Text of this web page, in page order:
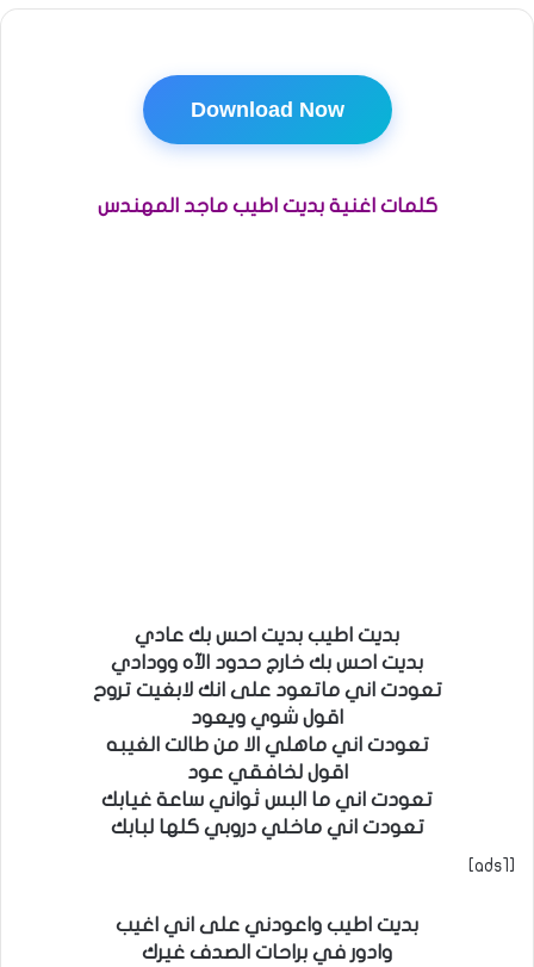
Download Now
كلمات اغنية بديت اطيب ماجد المهندس
بديت اطيب بديت احس بك عادي
بديت احس بك خارج حدود الآه وودادي
تعودت اني ماتعود على انك لابغيت تروح
اقول شوي ويعود
تعودت اني ماهلي الا من طالت الغيبه
اقول لخافقي عود
تعودت اني ما البس ثواني ساعة غيابك
تعودت اني ماخلي دروبي كلها لبابك
[ads1]
بديت اطيب واعودني على اني اغيب
وادور في براحات الصدف غيرك